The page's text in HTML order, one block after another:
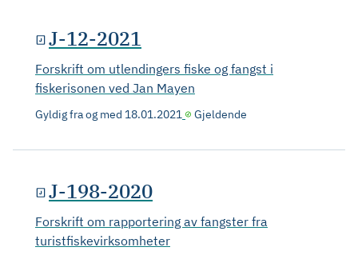
J-12-2021
Forskrift om utlendingers fiske og fangst i
fiskerisonen ved Jan Mayen
Gyldig fra og med 18.01.2021 Gjeldende
J-198-2020
Forskrift om rapportering av fangster fra
turistfiskevirksomheter